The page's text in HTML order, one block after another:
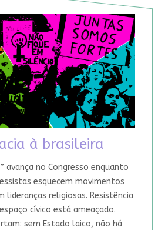
à brasileira
avança no Congresso enquanto
esquecem movimentos
lideranças religiosas. Resistência
cívico está ameaçado.
sem Estado laico, não há